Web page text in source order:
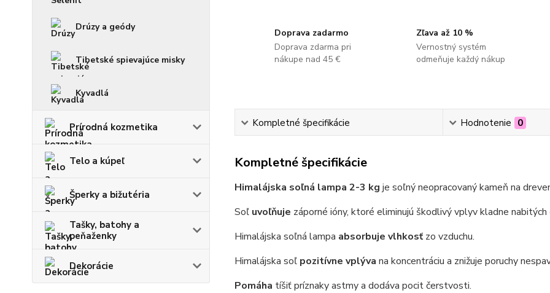
Drúzy a geódy
Tibetské spievajúce misky
Kyvadlá
Prírodná kozmetika
Telo a kúpeľ
Šperky a bižutéria
Tašky, batohy a
peňaženky
Dekorácie
Doprava zadarmo
Doprava zdarma pri
nákupe nad 45 €
Zľava až 10 %
Vernostný systém
odmeňuje každý nákup
Kompletné špecifikácie Hodnotenie 0
Kompletné špecifikácie
Himalájska soľná lampa 2-3 kg je soľný neopracovaný kameň na
Soľ uvoľňuje záporné ióny, ktoré eliminujú škodlivý vplyv kladne
Himalájska soľná lampa absorbuje vlhkosťzo vzduchu.
Himalájska soľ pozitívne vplýva na koncentráciu a znižuje poruchy
Pomáha tíšiť príznaky astmy a dodáva pocit čerstvosti.